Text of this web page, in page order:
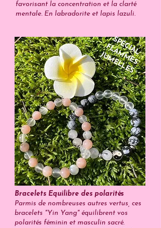
favorisant la concentration et la clarté
mentale. En labradorite et lapis lazuli.
SPÉCIAL
FLAMMES
JUMELLES
Bracelets Equilibre des polarités
Parmis de nombreuses autres vertus, ces
bracelets "Yin Yang" équilibrent vos
polarités féminin et masculin sacré.